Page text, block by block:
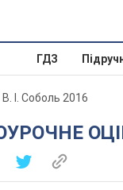
ГДЗ
В. І. Соболь 2016